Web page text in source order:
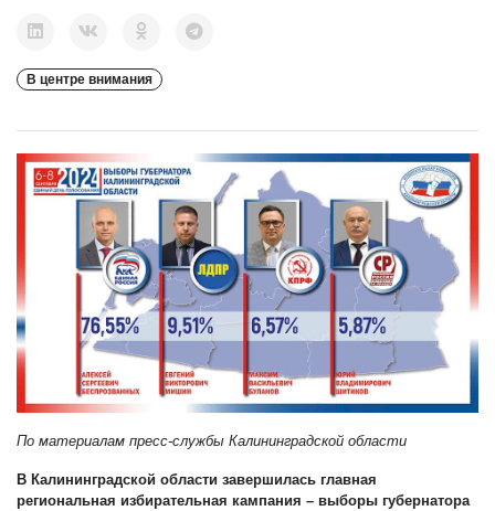
В центре внимания
По материалам пресс-службы Калининградской области
В Калининградской области завершилась главная
региональная избирательная кампания – выборы губернатора